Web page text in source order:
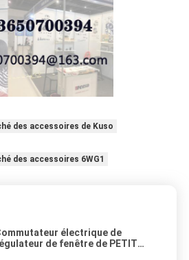
des accessoires de Kuso
des accessoires 6WG1
électrique de
de fenêtre de PETIT